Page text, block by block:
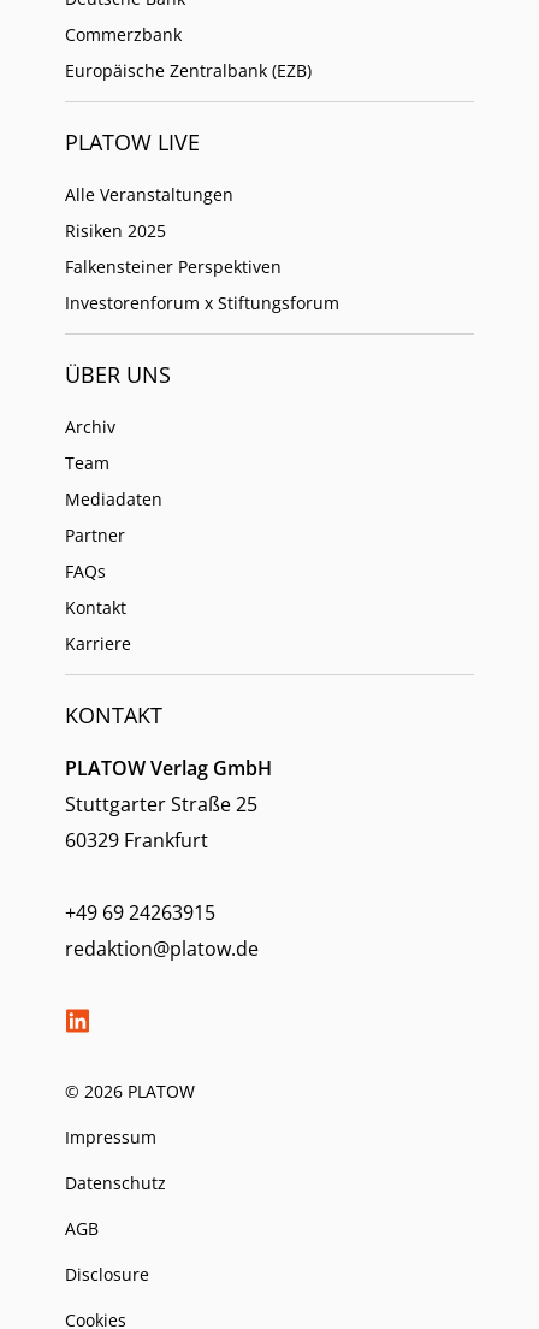
Commerzbank
Europäische Zentralbank (EZB)
PLATOW LIVE
Alle Veranstaltungen
Risiken 2025
Falkensteiner Perspektiven
Investorenforum x Stiftungsforum
ÜBER UNS
Archiv
Team
Mediadaten
Partner
FAQs
Kontakt
Karriere
KONTAKT
PLATOW Verlag GmbH
Stuttgarter Straße 25
60329 Frankfurt
+49 69 24263915
redaktion@platow.de
© 2026 PLATOW
Impressum
Datenschutz
AGB
Disclosure
Cookies